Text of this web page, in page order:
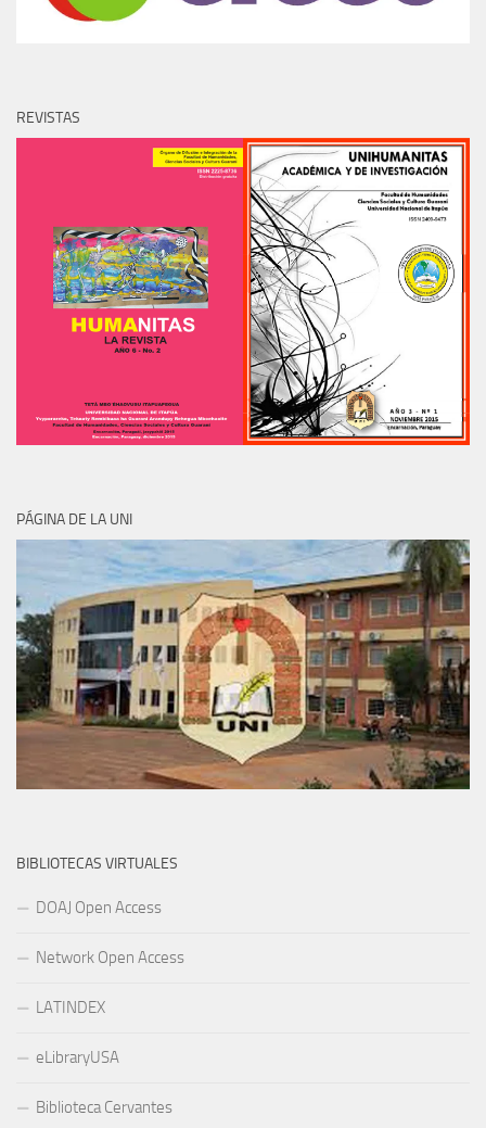
REVISTAS
PÁGINA DE LA UNI
BIBLIOTECAS VIRTUALES
DOAJ Open Access
Network Open Access
LATINDEX
eLibraryUSA
Biblioteca Cervantes